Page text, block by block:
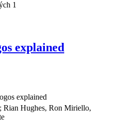
1
explained
explained
Rian Hughes, Ron Miriello,